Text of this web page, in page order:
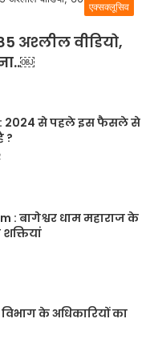
एक्सक्लूसिव
अश्लील वीडियो,
: 2024 से पहले इस फैसले से
?
: बागेश्वर धाम महाराज के
के अधिकारियों का